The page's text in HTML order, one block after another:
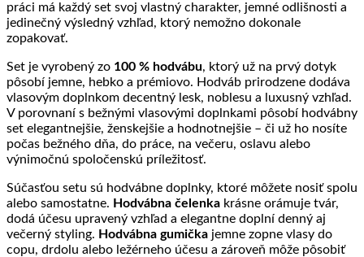
práci má každý set svoj vlastný charakter, jemné odlišnosti a
jedinečný výsledný vzhľad, ktorý nemožno dokonale
zopakovať.
Set je vyrobený zo 100 % hodvábu, ktorý už na prvý dotyk
pôsobí jemne, hebko a prémiovo. Hodváb prirodzene dodáva
vlasovým doplnkom decentný lesk, noblesu a luxusný vzhľad.
V porovnaní s bežnými vlasovými doplnkami pôsobí hodvábny
set elegantnejšie, ženskejšie a hodnotnejšie – či už ho nosíte
počas bežného dňa, do práce, na večeru, oslavu alebo
výnimočnú spoločenskú príležitosť.
Súčasťou setu sú hodvábne doplnky, ktoré môžete nosiť spolu
alebo samostatne. Hodvábna čelenka krásne orámuje tvár,
dodá účesu upravený vzhľad a elegantne doplní denný aj
večerný styling. Hodvábna gumička jemne zopne vlasy do
copu, drdolu alebo ležérneho účesu a zároveň môže pôsobiť